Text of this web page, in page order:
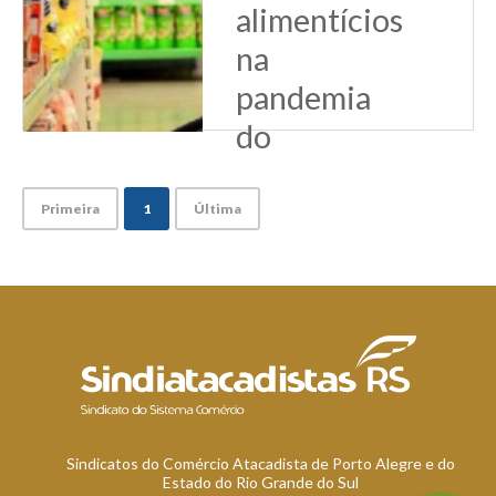
Leia Mais
alimentícios
na
pandemia
do
19
alimentícios
de forma crescente
os consumidores
no contexto da
presidente do
Sindicato do
Primeira 1 Última
Sindicatos do Comércio Atacadista de Porto Alegre e do
Estado do Rio Grande do Sul